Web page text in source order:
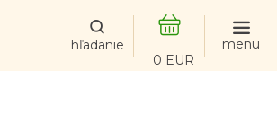
NÁKUPNÝ
KOŠÍK